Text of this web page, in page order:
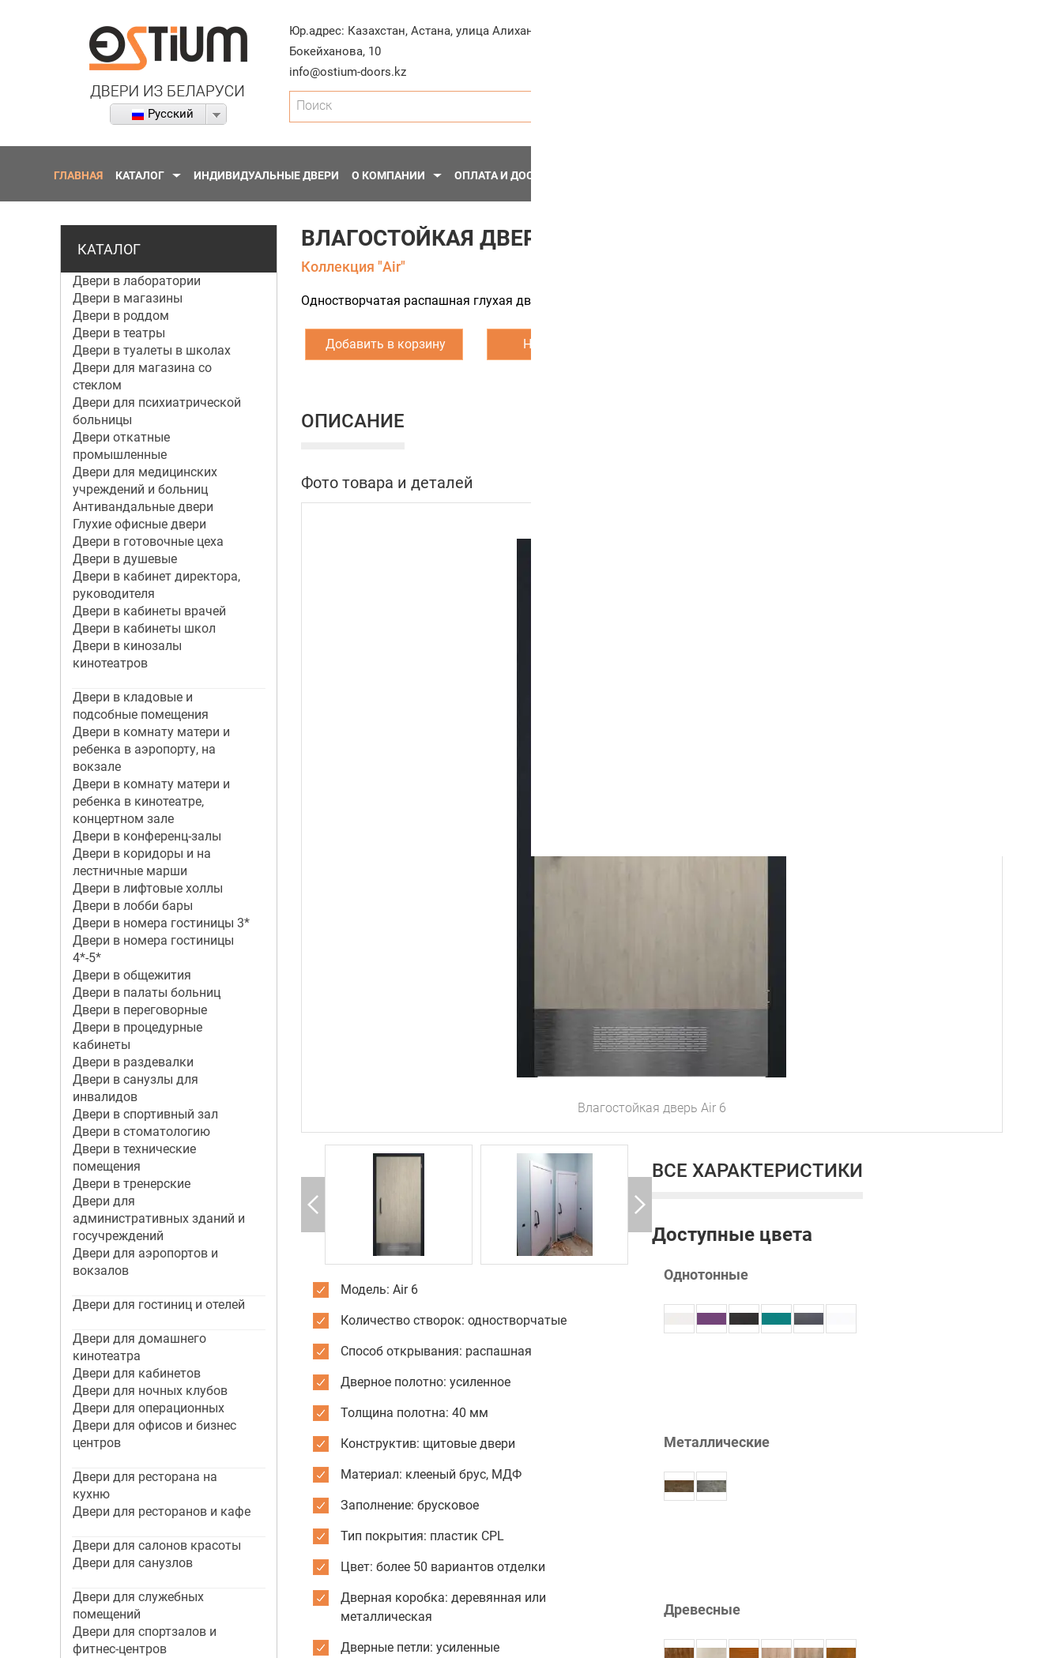
Русский
Юр.адрес: Казахстан,Астана,улица Алихана
Бокейханова, 10
info@ostium-doors.kz
Поиск
ГЛАВНАЯ КАТАЛОГ ИНДИВИДУАЛЬНЫЕ ДВЕРИ О КОМПАНИИ ОПЛАТА И ДОСТАВКА
КАТАЛОГ
Двери в лаборатории
Двери в магазины
Двери в роддом
Двери в театры
Двери в туалеты в школах
Двери для магазина со
стеклом
Двери для психиатрической
больницы
Двери откатные
промышленные
Двери для медицинских
учреждений и больниц
Антивандальные двери
Глухие офисные двери
Двери в готовочные цеха
Двери в душевые
Двери в кабинет директора,
руководителя
Двери в кабинеты врачей
Двери в кабинеты школ
Двери в кинозалы
кинотеатров
Двери в кладовые и
подсобные помещения
Двери в комнату матери и
ребенка в аэропорту, на
вокзале
Двери в комнату матери и
ребенка в кинотеатре,
концертном зале
Двери в конференц-залы
Двери в коридоры и на
лестничные марши
Двери в лифтовые холлы
Двери в лобби бары
Двери в номера гостиницы 3*
Двери в номера гостиницы
4*-5*
Двери в общежития
Двери в палаты больниц
Двери в переговорные
Двери в процедурные
кабинеты
Двери в раздевалки
Двери в санузлы для
инвалидов
Двери в спортивный зал
Двери в стоматологию
Двери в технические
помещения
Двери в тренерские
Двери для
административных зданий и
госучреждений
Двери для аэропортов и
вокзалов
Двери для гостиниц и отелей
Двери для домашнего
кинотеатра
Двери для кабинетов
Двери для ночных клубов
Двери для операционных
Двери для офисов и бизнес
центров
Двери для ресторана на
кухню
Двери для ресторанов и кафе
Двери для салонов красоты
Двери для санузлов
Двери для служебных
помещений
Двери для спортзалов и
фитнес-центров
ВЛАГОСТОЙКАЯ ДВЕРЬ AIR 6
Коллекция "Air"
Одностворчатая распашная глухая дверь с влагостойким покрытием CPL. Оснащена вентрешёткой, ручкой-скобой.
Добавить в корзину Написать нам
ОПИСАНИЕ
Фото товара и деталей
Влагостойкая дверь Air 6
Модель: Air 6
Количество створок: одностворчатые
Способ открывания: распашная
Дверное полотно: усиленное
Толщина полотна: 40 мм
Конструктив: щитовые двери
Материал: клееный брус, МДФ
Заполнение: брусковое
Тип покрытия: пластик CPL
Цвет: более 50 вариантов отделки
Дверная коробка: деревянная или
металлическая
Дверные петли: усиленные
ВСЕ ХАРАКТЕРИСТИКИ
Доступные цвета
Однотонные
Металлические
Древесные